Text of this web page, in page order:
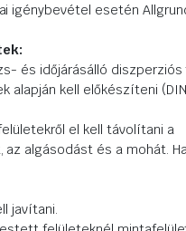
igénybevétel esetén
és időjárásálló
alapján kell előkészíteni
el kell távolítani a
algásodást és a mohát.
javítani.